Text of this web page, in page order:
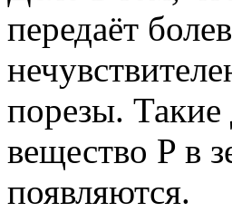
передаёт
порезы.
вещество P в
появляются.